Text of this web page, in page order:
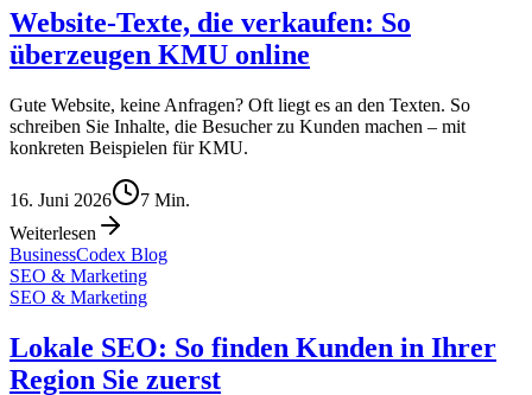
Website-Texte, die verkaufen: So
überzeugen KMU online
Gute Website, keine Anfragen? Oft liegt es an den Texten. So
schreiben Sie Inhalte, die Besucher zu Kunden machen – mit
konkreten Beispielen für KMU.
16. Juni 2026 7 Min.
Weiterlesen
BusinessCodex Blog
SEO & Marketing
SEO & Marketing
Lokale SEO: So finden Kunden in Ihrer
Region Sie zuerst